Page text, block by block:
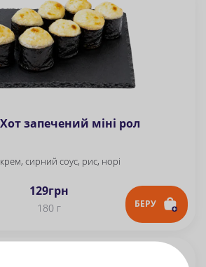
запечений міні рол
сирний соус, рис, норі
129грн
180 г БЕРУ